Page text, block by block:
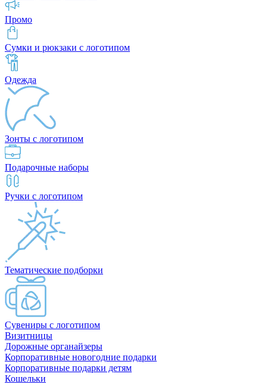
Промо
Сумки и рюкзаки с логотипом
Одежда
Зонты с логотипом
Подарочные наборы
Ручки с логотипом
Тематические подборки
Сувениры с логотипом
Визитницы
Дорожные органайзеры
Корпоративные новогодние подарки
Корпоративные подарки детям
Кошельки